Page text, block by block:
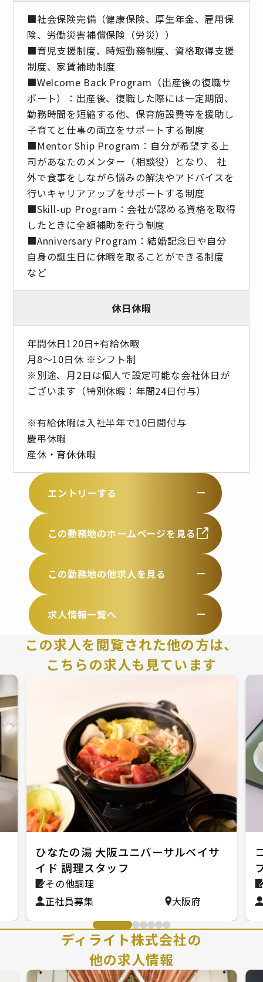
■社会保険完備（健康保険、厚生年金、雇用保
険、労働災害補償保険（労災））
■育児支援制度、時短勤務制度、資格取得支援
制度、家賃補助制度
■Welcome Back Program（出産後の復職サ
ポート）：出産後、復職した際には一定期間、
勤務時間を短縮する他、保育施設費等を援助し
子育てと仕事の両立をサポートする制度
■Mentor Ship Program：自分が希望する上
司があなたのメンター（相談役）となり、 社
外で食事をしながら悩みの解決やアドバイスを
行いキャリアアップをサポートする制度
■Skill-up Program：会社が認める資格を取得
したときに全額補助を行う制度
■Anniversary Program：結婚記念日や自分
自身の誕生日に休暇を取ることができる制度
など
休日休暇
年間休日120日+有給休暇
月8～10日休 ※シフト制
※別途、月2日は個人で設定可能な会社休日が
ございます（特別休暇：年間24日付与）
※有給休暇は入社半年で10日間付与
慶弔休暇
産休・育休休暇
エントリーする
この勤務地のホームページを見る
この勤務地の他求人を見る
求人情報一覧へ
この求人を閲覧された他の方は、
こちらの求人も見ています
ひなたの湯 大阪ユニバーサルベイサ
イド 調理スタッフ
その他調理
正社員募集
大阪府
ディライト株式会社の
他の求人情報